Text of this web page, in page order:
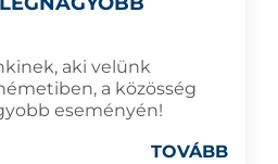
aki velünk
a közösség
eseményén!
TOVÁBB